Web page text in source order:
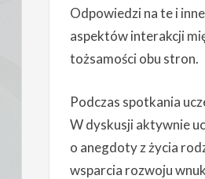
Odpowiedzi na te i
aspektów interakcji
tożsamości obu stron.
Podczas spotkania
W dyskusji aktywnie
o anegdoty z życia
wsparcia rozwoju